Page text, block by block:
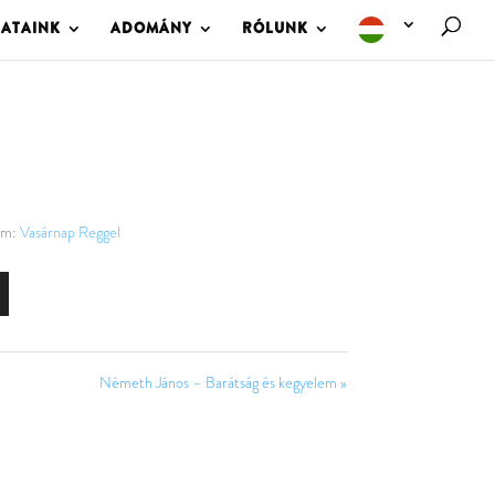
ADOMÁNY RÓLUNK
Vasárnap Reggel
Németh János – Barátság és kegyelem »